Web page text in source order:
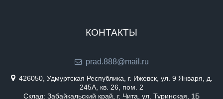
КОНТАКТЫ
prad.888@mail.ru
426050, Удмуртская Республика, г. Ижевск, ул. 9 Января, д.
245А, кв. 26, пом. 2
Склад: Забайкальский край, г. Чита, ул. Туринская, 1Б